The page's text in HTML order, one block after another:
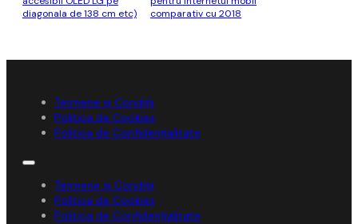
diagonala de 138 cm etc)
comparativ cu 2018
Termene și Condiții
Politica de Cookies
Politica de Confidențialitate
Termene și Condiții
Politica de Cookies
Politica de Confidențialitate